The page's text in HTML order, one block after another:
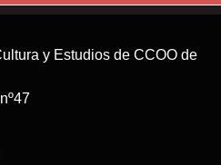
y Estudios de CCOO de